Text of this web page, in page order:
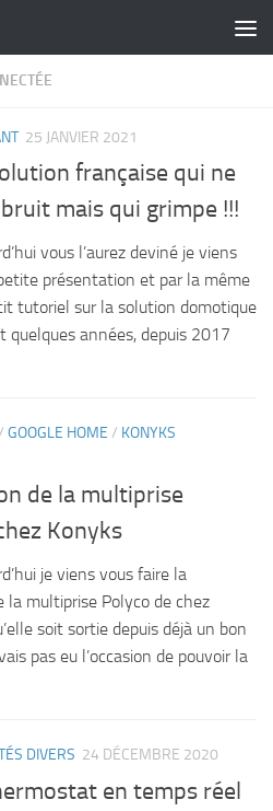
25 JANVIER 2021
française qui ne
mais qui grimpe !!!
vous l’aurez deviné je viens
présentation et par la même
tutoriel sur la solution domotique
quelques années, depuis 2017
GOOGLE HOME / KONYKS
de la multiprise
Konyks
je viens vous faire la
la multiprise Polyco de chez
soit sortie depuis déjà un bon
pas eu l’occasion de pouvoir la
DIVERS 24 DÉCEMBRE 2020
en temps réel